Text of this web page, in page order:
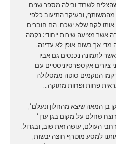
שהצליח לשרוד ובילה מספר שנים
ובעיקר התיעוב כלפי
לקח שלא ישכח. הם חוברים
אשר מציעה שירות ייחודי: נקמה
מדי אך בשום אופן לא עדינה.
לתמונה נכנסים גם אביו
אקספרסיוניסטיים עם
הנוקמים סוטה ממסלולה
פחות ופחות מתוקה…
בן המאה שיצא מהחלון ונעלם',
שחלם על מקום בגן עדן'
העולם, עושה זאת שוב, ובגדול.
למסע מוטרף חוצה יבשות,